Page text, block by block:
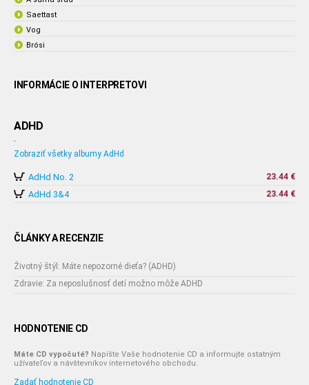
Saettast
Vog
Brósi
INFORMÁCIE O INTERPRETOVI
ADHD
-
Zobraziť všetky albumy AdHd
AdHd No. 2 23.44 €
AdHd 3&4 23.44 €
ČLÁNKY A RECENZIE
Životný štýl: Máte nepozorné dieťa? (ADHD)
Zdravie: Za neposlušnosť detí možno môže ADHD
HODNOTENIE CD
Máte CD vypočuté? Napíšte Vaše hodnotenie CD a informujte ostatným
užívateľov a návštevníkov internetového obchodu.
Zadať hodnotenie CD